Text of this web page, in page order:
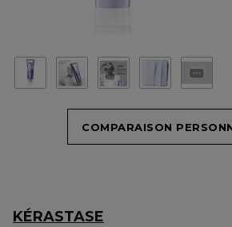
COMPARAISON
KÉRASTASE